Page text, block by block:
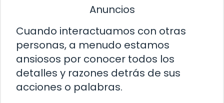
Anuncios
Cuando interactuamos con otras
personas, a menudo estamos
ansiosos por conocer todos los
detalles y razones detrás de sus
acciones o palabras.